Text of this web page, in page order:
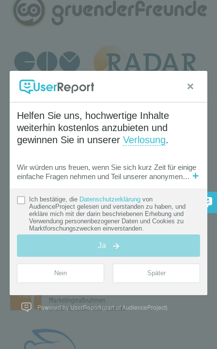
Powered by UserReport (part of AudienceProject)